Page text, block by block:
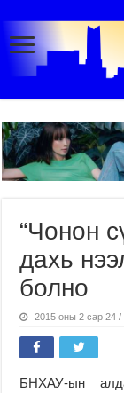
“Чонон
дахь
болно
2015 оны 2 сар 24 /
БНХАУ-ын